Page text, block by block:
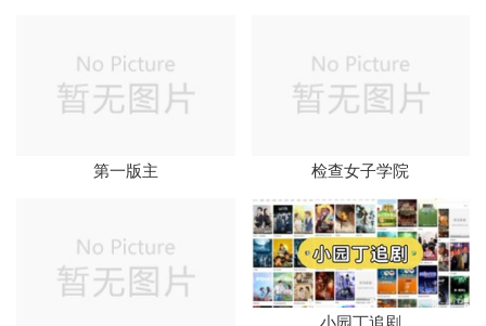
第一版主 检查女子学院
小园丁追剧